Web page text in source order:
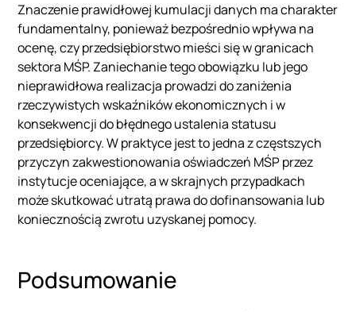
Znaczenie prawidłowej kumulacji danych ma charakter
fundamentalny, ponieważ bezpośrednio wpływa na
ocenę, czy przedsiębiorstwo mieści się w granicach
sektora MŚP. Zaniechanie tego obowiązku lub jego
nieprawidłowa realizacja prowadzi do zaniżenia
rzeczywistych wskaźników ekonomicznych i w
konsekwencji do błędnego ustalenia statusu
przedsiębiorcy. W praktyce jest to jedna z częstszych
przyczyn zakwestionowania oświadczeń MŚP przez
instytucje oceniające, a w skrajnych przypadkach
może skutkować utratą prawa do dofinansowania lub
koniecznością zwrotu uzyskanej pomocy.
Podsumowanie